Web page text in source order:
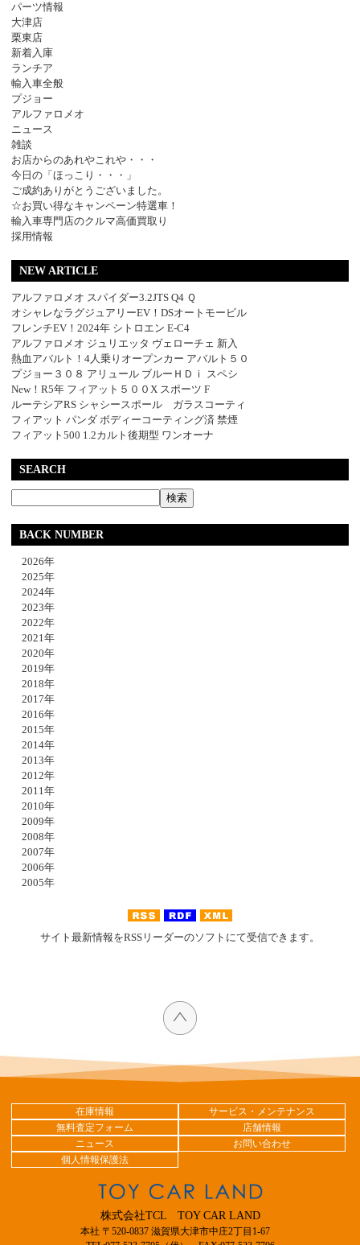
パーツ情報
大津店
栗東店
新着入庫
ランチア
輸入車全般
プジョー
アルファロメオ
ニュース
雑談
お店からのあれやこれや・・・
今日の「ほっこり・・・」
ご成約ありがとうございました。
☆お買い得なキャンペーン特選車！
輸入車専門店のクルマ高価買取り
採用情報
NEW ARTICLE
アルファロメオ スパイダー3.2JTS Q4 Ｑ
オシャレなラグジュアリーEV！DSオートモービル
フレンチEV！2024年 シトロエン E-C4
アルファロメオ ジュリエッタ ヴェローチェ 新入
熱血アバルト！4人乗りオープンカー アバルト５０
プジョー３０８ アリュール ブルーＨＤｉ スペシ
New！R5年 フィアット５００X スポーツ F
ルーテシアRS シャシースポール ガラスコーティ
フィアット パンダ ボディーコーティング済 禁煙
フィアット500 1.2カルト後期型 ワンオーナ
SEARCH
BACK NUMBER
2026年
2025年
2024年
2023年
2022年
2021年
2020年
2019年
2018年
2017年
2016年
2015年
2014年
2013年
2012年
2011年
2010年
2009年
2008年
2007年
2006年
2005年
サイト最新情報をRSSリーダーのソフトにて受信できます。
在庫情報
サービス・メンテナンス
無料査定フォーム
店舗情報
ニュース
お問い合わせ
個人情報保護法
株式会社TCL TOY CAR LAND
本社 〒520-0837 滋賀県大津市中庄2丁目1-67